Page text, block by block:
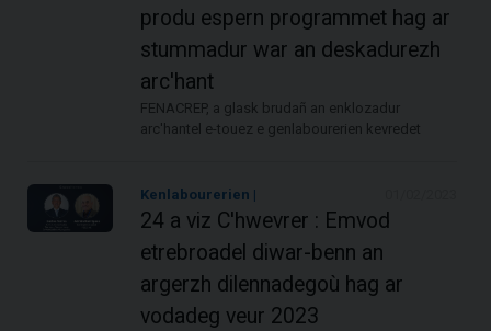
produ espern programmet hag ar
stummadur war an deskadurezh
arc'hant
FENACREP, a glask brudañ an enklozadur
arc'hantel e-touez e genlabourerien kevredet
Kenlabourerien |
24 a viz C'hwevrer : Emvod
etrebroadel diwar-benn an
argerzh dilennadegoù hag ar
vodadeg veur 2023